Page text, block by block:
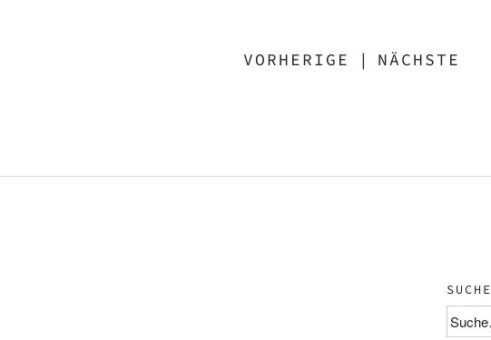
VORHERIGE | NÄCHSTE
SUCHE